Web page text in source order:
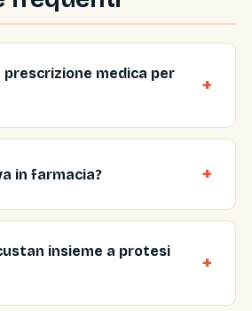
prescrizione medica per
in farmacia?
insieme a protesi